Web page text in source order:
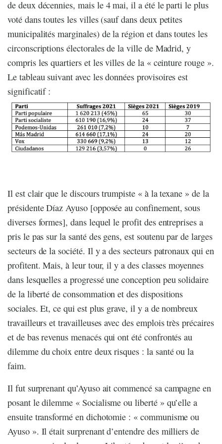
de deux décennies, mais le 4 mai, il a été le parti le plus
voté dans toutes les villes (sauf dans deux petites
municipalités marginales) de la région et dans toutes les
circonscriptions électorales de la ville de Madrid, y
compris les quartiers et les villes de la « ceinture rouge ».
Le tableau suivant avec les données provisoires est
significatif :
Il est clair que le discours trumpiste « à la texane » de la
présidente Díaz Ayuso [opposée au confinement, sous
diverses formes], dans lequel le profit des entreprises a
pris le pas sur la santé des gens, est soutenu par de larges
secteurs de la société. Il y a des secteurs patronaux qui en
profitent. Mais, à leur tour, il y a des classes moyennes
dans lesquelles a progressé une conception peu solidaire
de la liberté de consommation et des dispositions
sociales. Et, ce qui est plus grave, il y a de nombreux
travailleurs et travailleuses avec des emplois très précaires
et de bas revenus menacés qui ont été confrontés au
dilemme du choix entre deux risques : la santé ou la
faim.
Il fut surprenant qu’Ayuso ait commencé sa campagne en
posant le dilemme « Socialisme ou liberté » qu’elle a
ensuite transformé en dichotomie : « communisme ou
Ayuso ». Il était surprenant d’entendre des milliers de